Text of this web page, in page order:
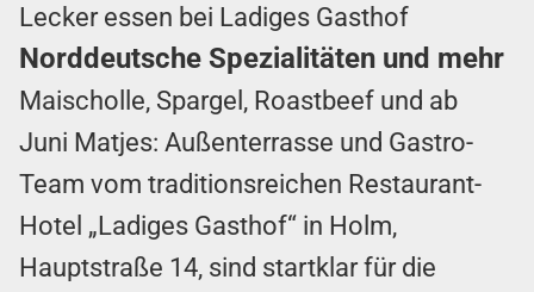
Lecker essen bei Ladiges Gasthof
Norddeutsche Spezialitäten und mehr
Maischolle, Spargel, Roastbeef und ab
Juni Matjes: Außenterrasse und Gastro-
Team vom traditionsreichen Restaurant-
Hotel „Ladiges Gasthof“ in Holm,
Hauptstraße 14, sind startklar für die